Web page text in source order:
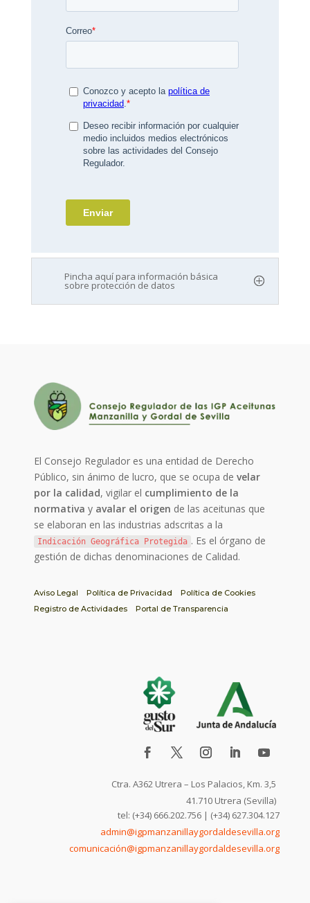
Pincha aquí para información básica
sobre protección de datos
El Consejo Regulador es una entidad de Derecho
Público, sin ánimo de lucro, que se ocupa develar
por la calidad, vigilar el cumplimiento de la
normativa y avalar el origen de las aceitunas que
se elaboran en las industrias adscritas a la
Indicación Geográfica Protegida . Es el órgano de
gestión de dichas denominaciones de Calidad.
Aviso Legal Política de Privacidad
Política de Cookies
Registro de Actividades
Portal de Transparencia
Ctra. A362 Utrera – Los Palacios, Km. 3,5
41.710 Utrera (Sevilla)
tel: (+34) 666.202.756 | (+34) 627.304.127
admin@igpmanzanillaygordaldesevilla.org
comunicación@igpmanzanillaygordaldesevilla.org